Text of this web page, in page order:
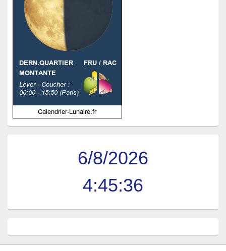
6/8/2026
4:45:37